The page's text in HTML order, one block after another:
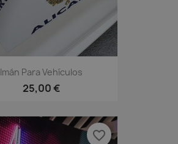
Imán Para Vehículos
25,00 €
favorite_border